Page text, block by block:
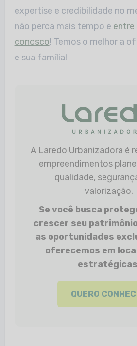
expertise e credibilidade no
não perca mais tempo e
conosco! Temos o melhor a
e sua família!
A Laredo Urbanizadora é referência em
empreendimentos
qualidade,
valorização.
Se você busca
crescer seu
as oportunidades
oferecemos em
QUERO